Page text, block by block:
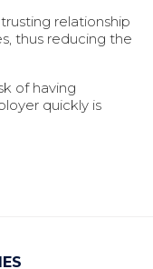
relationship
thus reducing the
of having
quickly is